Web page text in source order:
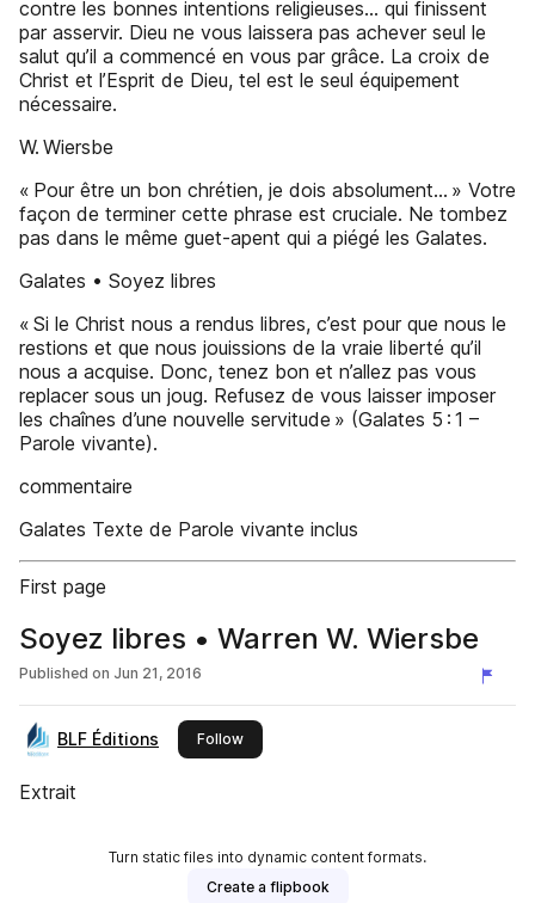
contre les bonnes intentions religieuses… qui finissent
par asservir. Dieu ne vous laissera pas achever seul le
salut qu’il a commencé en vous par grâce. La croix de
Christ et l’Esprit de Dieu, tel est le seul équipement
nécessaire.
W. Wiersbe
« Pour être un bon chrétien, je dois absolument… » Votre
façon de terminer cette phrase est cruciale. Ne tombez
pas dans le même guet-apent qui a piégé les Galates.
Galates • Soyez libres
« Si le Christ nous a rendus libres, c’est pour que nous le
restions et que nous jouissions de la vraie liberté qu’il
nous a acquise. Donc, tenez bon et n’allez pas vous
replacer sous un joug. Refusez de vous laisser imposer
les chaînes d’une nouvelle servitude » (Galates 5 : 1 –
Parole vivante).
commentaire
Galates Texte de Parole vivante inclus
First page
Soyez libres • Warren W. Wiersbe
Published on Jun 21, 2016
BLF Éditions Followthis publisher
Extrait
Turn static files into dynamic content formats.
Create a flipbook